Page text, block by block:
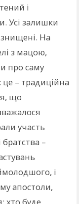
і
Усі залишки
знищені. На
з мацою,
про саму
це – традиційна
що
участь
–
і
апостоли,
хто буде